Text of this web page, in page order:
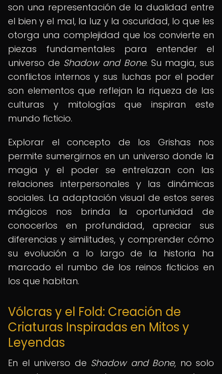
son una representación de la dualidad entre
el bien y el mal, la luz y la oscuridad, lo que les
otorga una complejidad que los convierte en
piezas fundamentales para entender el
universo de Shadow and Bone. Su magia, sus
conflictos internos y sus luchas por el poder
son elementos que reflejan la riqueza de las
culturas y mitologías que inspiran este
mundo ficticio.
Explorar el concepto de los Grishas nos
permite sumergirnos en un universo donde la
magia y el poder se entrelazan con las
relaciones interpersonales y las dinámicas
sociales. La adaptación visual de estos seres
mágicos nos brinda la oportunidad de
conocerlos en profundidad, apreciar sus
diferencias y similitudes, y comprender cómo
su evolución a lo largo de la historia ha
marcado el rumbo de los reinos ficticios en
los que habitan.
Vólcras y el Fold: Creación de
Criaturas Inspiradas en Mitos y
Leyendas
En el universo de Shadow and Bone, no solo